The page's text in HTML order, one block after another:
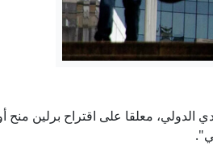
تقترب من بناء درعها الصاروخي
معلقا على اقتراح برلين منح